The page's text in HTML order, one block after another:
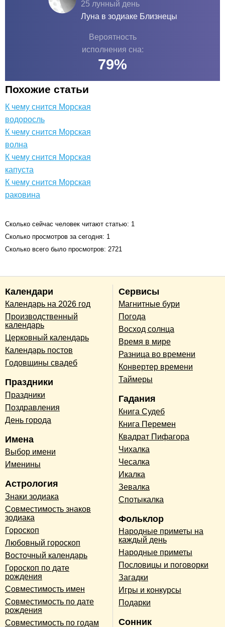
25 лунный день
Луна в зодиаке Близнецы
Вероятность
исполнения сна:
79%
Похожие статьи
К чему снится Морская
водоросль
К чему снится Морская
волна
К чему снится Морская
капуста
К чему снится Морская
раковина
Сколько сейчас человек читают статью: 1
Сколько просмотров за сегодня: 1
Сколько всего было просмотров: 2721
Календари
Календарь на 2026 год
Производственный
календарь
Церковный календарь
Календарь постов
Годовщины свадеб
Праздники
Праздники
Поздравления
День города
Имена
Выбор имени
Именины
Астрология
Знаки зодиака
Совместимость знаков
зодиака
Гороскоп
Любовный гороскоп
Восточный календарь
Гороскоп по дате
рождения
Совместимость имен
Совместимость по дате
рождения
Совместимость по годам
Сервисы
Магнитные бури
Погода
Восход солнца
Время в мире
Разница во времени
Конвертер времени
Таймеры
Гадания
Книга Судеб
Книга Перемен
Квадрат Пифагора
Чихалка
Чесалка
Икалка
Зевалка
Спотыкалка
Фольклор
Народные приметы на
каждый день
Народные приметы
Пословицы и поговорки
Загадки
Игры и конкурсы
Подарки
Сонник